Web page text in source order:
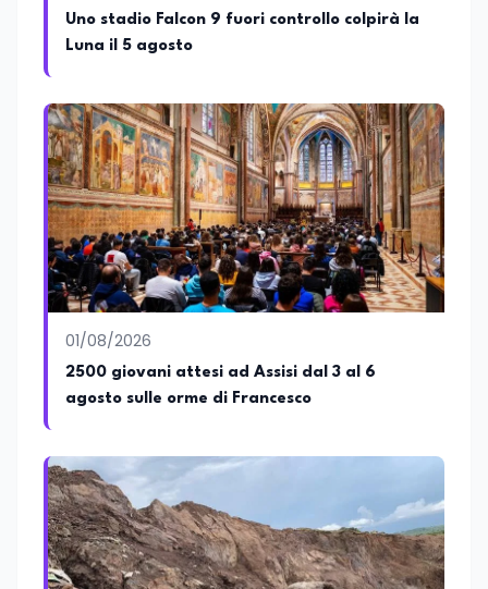
Uno stadio Falcon 9 fuori controllo colpirà la
Luna il 5 agosto
01/08/2026
2500 giovani attesi ad Assisi dal 3 al 6
agosto sulle orme di Francesco